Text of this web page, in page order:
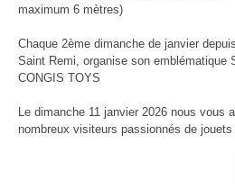
maximum 6 mètres)
Chaque 2ème dimanche de janvier
Saint Remi, organise son emblématique
CONGIS TOYS
Le dimanche 11 janvier 2026 nous vous
nombreux visiteurs passionnés de jouets